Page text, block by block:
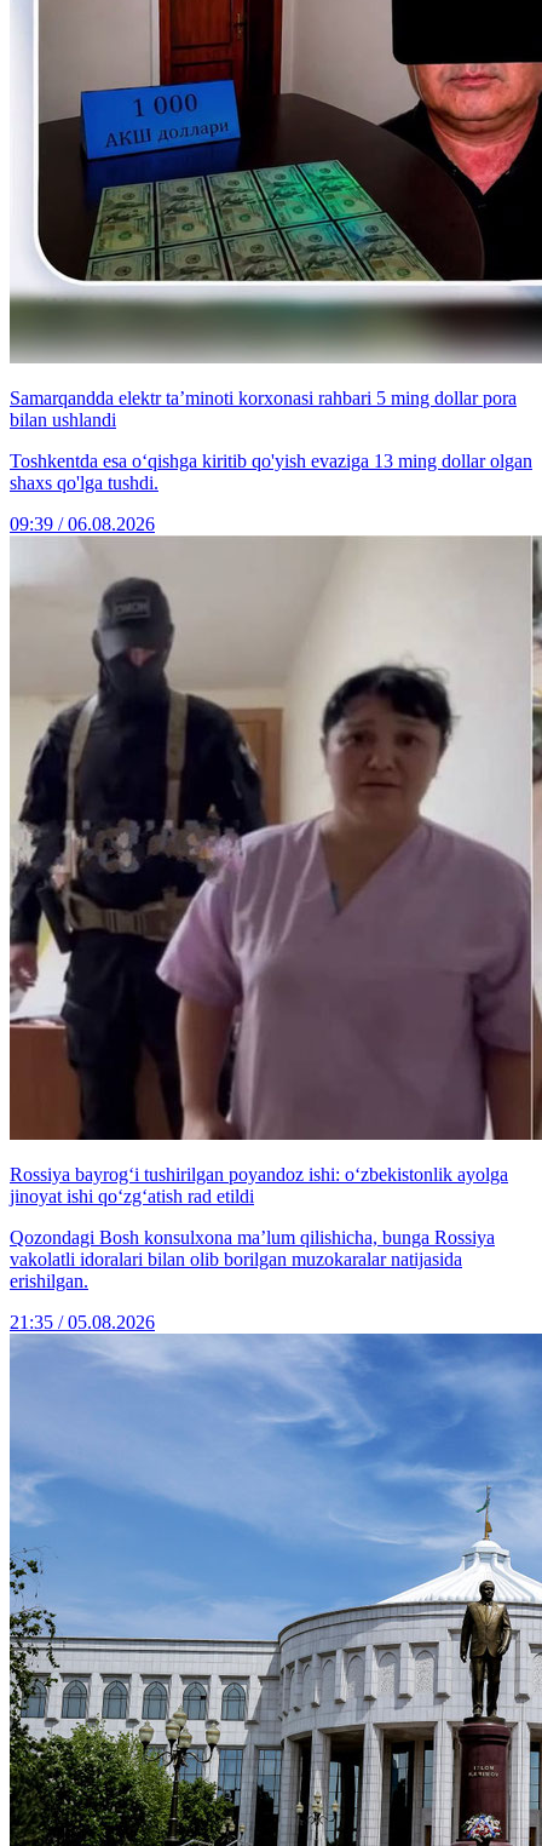
Samarqandda elektr ta’minoti korxonasi rahbari 5 ming dollar pora
bilan ushlandi
Toshkentda esa o‘qishga kiritib qo'yish evaziga 13 ming dollar olgan
shaxs qo'lga tushdi.
09:39 / 06.08.2026
Rossiya bayrog‘i tushirilgan poyandoz ishi: o‘zbekistonlik ayolga
jinoyat ishi qo‘zg‘atish rad etildi
Qozondagi Bosh konsulxona ma’lum qilishicha, bunga Rossiya
vakolatli idoralari bilan olib borilgan muzokaralar natijasida
erishilgan.
21:35 / 05.08.2026